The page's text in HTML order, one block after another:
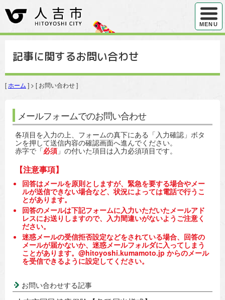
ハンバ
MENU
記事に関するお問い合わせ
[ ホーム ] > [ お問い合わせ ]
メールフォームでのお問い合わせ
各項目を入力の上、フォームの真下にある「入力確認」ボタ
ンを押して送信内容の確認画面へ進んでください。
赤字で「必須 」の付いた項目は入力必須項目です。
【注意事項】
回答はメールを原則としますが、緊急を要する場合やメー
ルが送信できない場合など、状況によっては電話で行うこ
とがあります。
回答のメールは下記フォームに入力いただいたメールアド
レスにお送りしますので、入力間違いがないようご注意く
ださい。
迷惑メールの受信拒否設定などをされている場合、回答の
メールが届かないか、迷惑メールフォルダに入ってしまう
ことがあります。@hitoyoshi.kumamoto.jp からのメール
を受信できるように設定してください。
お問い合わせする記事